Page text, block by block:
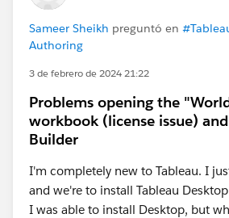
Sameer Sheikh preguntó en
Authoring
3 de febrero de 2024 21:22
Problems opening the
workbook (license issue)
Builder
I'm completely new to Tableau. I
and we're to install Tableau
I was able to install Desktop, but